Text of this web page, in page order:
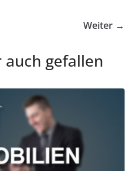
Weiter →
gefallen